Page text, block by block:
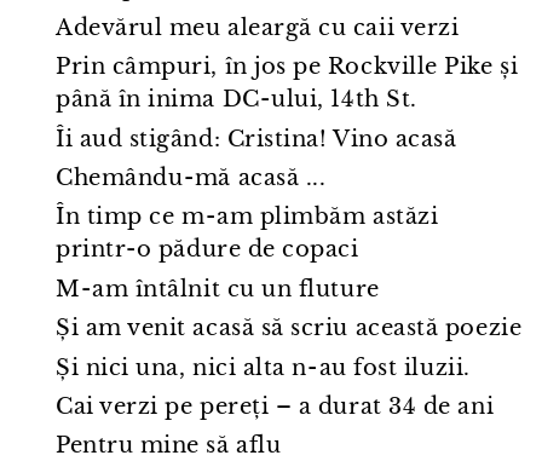
Adevărul meu aleargă cu caii verzi
Prin câmpuri, în jos pe Rockville Pike și
până în inima DC⁠-⁠ului, 14th St.
Îi aud stigând: Cristina! Vino acasă
Chemându⁠-⁠mă acasă ...
În timp ce m⁠-⁠am plimbăm astăzi
printr⁠-⁠o pădure de copaci
M⁠-⁠am întâlnit cu un fluture
Și am venit acasă să scriu această poezie
Și nici una, nici alta n⁠-⁠au fost iluzii.
Cai verzi pe pereți – a durat 34 de ani
Pentru mine să aflu